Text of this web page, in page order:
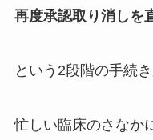
再度承認取り消しを
という2段階の手続
忙しい臨床のさなか